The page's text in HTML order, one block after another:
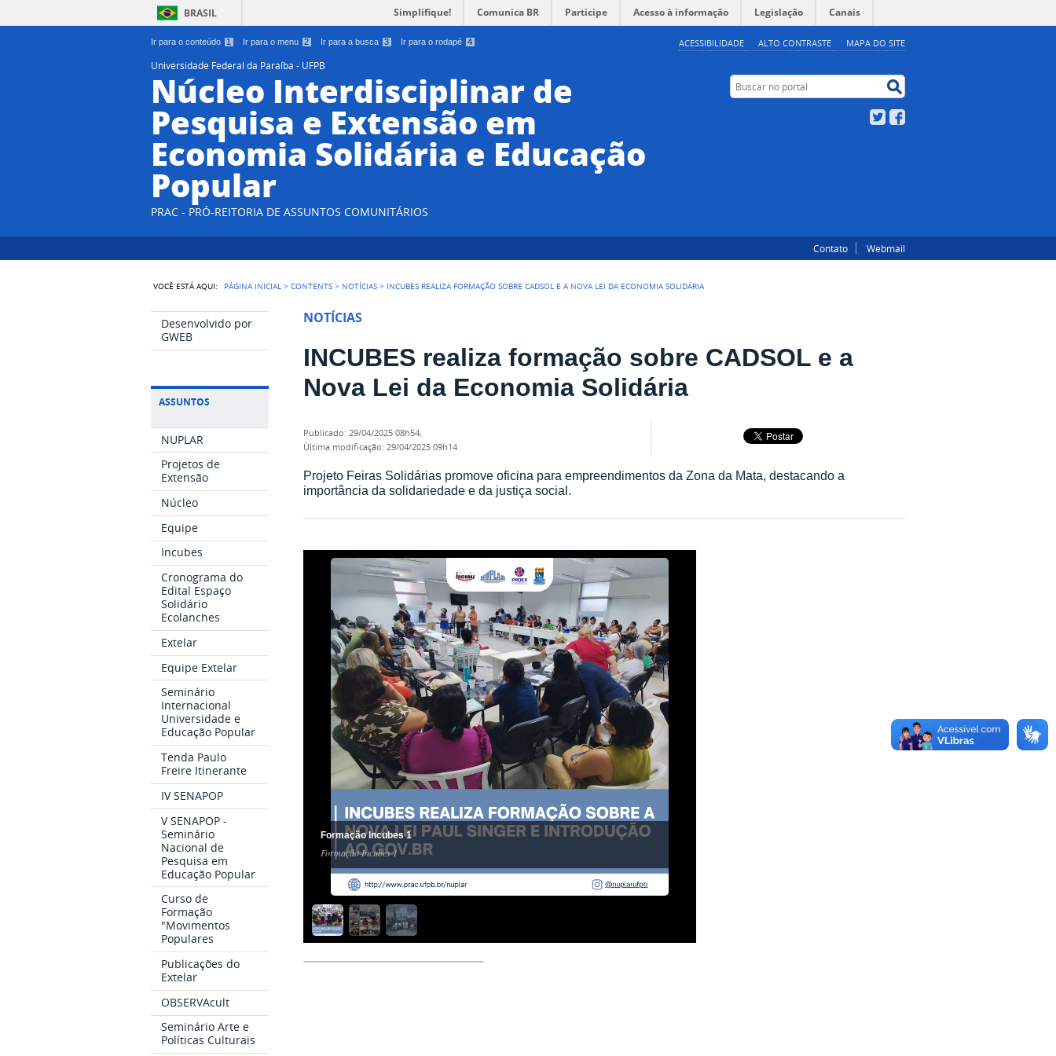
Ir para o conteúdo 1 Ir para o menu 2 Ir para a busca 3 Ir para o rodapé 4 ACESSIBILIDADE ALTO CONTRASTE MAPA DO SITE
BRASIL Simplifique! Comunica BR Participe Acesso à informação Legislação Canais
Universidade Federal da Paraíba - UFPB
Núcleo Interdisciplinar de
Pesquisa e Extensão em
Economia Solidária e Educação
Popular
PRAC - PRÓ-REITORIA DE ASSUNTOS COMUNITÁRIOS
Buscar no portal
Twitter
Contato Webmail
VOCÊ ESTÁ AQUI: PÁGINA INICIAL >CONTENTS > NOTÍCIAS > INCUBES REALIZA FORMAÇÃO SOBRE CADSOL E A NOVA LEI DA ECONOMIA SOLIDÁRIA
Desenvolvido por
GWEB
ASSUNTOS
NUPLAR
Projetos de
Extensão
Núcleo
Equipe
Incubes
Cronograma do
Edital Espaço
Solidário
Ecolanches
Extelar
Equipe Extelar
Seminário
Internacional
Universidade e
Educação Popular
Tenda Paulo
Freire Itinerante
IV SENAPOP
V SENAPOP -
Seminário
Nacional de
Pesquisa em
Educação Popular
Curso de
Formação
"Movimentos
Populares
Publicações do
Extelar
OBSERVAcult
Seminário Arte e
Políticas Culturais
NOTÍCIAS
INCUBES realiza formação sobre CADSOL e a
Nova Lei da Economia Solidária
publicado:29/04/2025 08h54,
última modificação:29/04/2025 09h14
Projeto Feiras Solidárias promove oficina para empreendimentos da Zona da Mata, destacando a
importância da solidariedade e da justiça social.
Formação Incubes 1
Formação Incubes 1